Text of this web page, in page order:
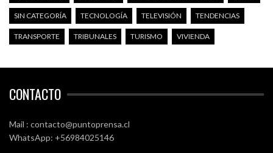
SIN CATEGORÍA TECNOLOGÍA TELEVISIÓN TENDENCIAS
TRANSPORTE TRIBUNALES TURISMO VIVIENDA
CONTACTO
Mail : contacto@puntoprensa.cl
WhatsApp: +56984025146